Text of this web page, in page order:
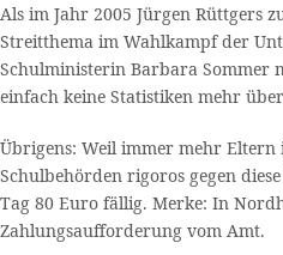
Als im Jahr 2005 Jürgen Rüttgers
Streitthema im Wahlkampf der
Schulministerin Barbara Sommer
einfach keine Statistiken mehr
Übrigens: Weil immer mehr
Schulbehörden rigoros gegen
Tag 80 Euro fällig. Merke: In
Zahlungsaufforderung vom Amt.